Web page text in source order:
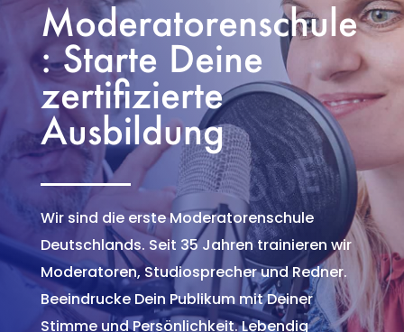
Moderatorenschule
: Starte Deine
zertifizierte
Ausbildung
Wir sind die erste Moderatorenschule
Deutschlands. Seit 35 Jahren trainieren wir
Moderatoren, Studiosprecher und Redner.
Beeindrucke Dein Publikum mit Deiner
Stimme und Persönlichkeit. Lebendig